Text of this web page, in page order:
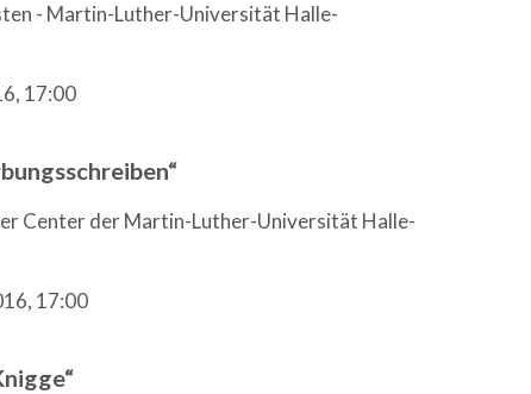
- Martin-Luther-Universität Halle-
17:00
Center der Martin-Luther-Universität Halle-
17:00